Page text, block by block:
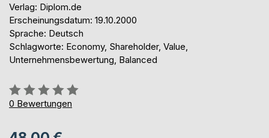
Verlag: Diplom.de
Erscheinungsdatum: 19.10.2000
Sprache: Deutsch
Schlagworte: Economy, Shareholder, Value,
Unternehmensbewertung, Balanced
Bewertung::
0%
0 Bewertungen